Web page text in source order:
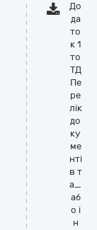
До
да
то
к 1
то
ТД
Пе
ре
лік
до
ку
ме
нті
в т
а_
аб
о і
н